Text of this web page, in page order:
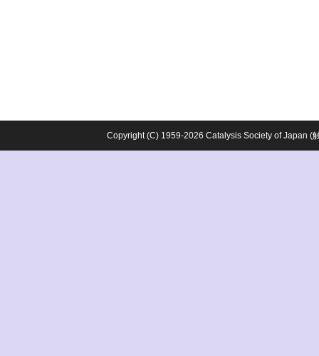
Copyright (C) 1959-2026 Catalysis Society of Japan (